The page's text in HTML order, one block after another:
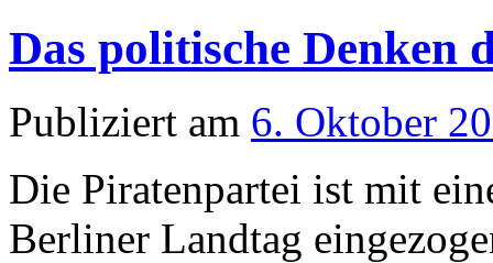
Das politische Denken
Publiziert am 6. Oktober
Die Piratenpartei ist mit
Berliner Landtag